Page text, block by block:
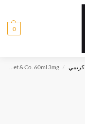
0
كريمي /
Cookies & Cream By Sweet & Co. 60ml 3mg